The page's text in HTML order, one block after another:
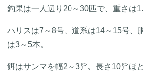
釣果は一人辺り20～30匹で、重さは
ハリスは7～8号、道系は14～15号、
は3～5本。
餌はサンマを幅2～3㌢、長さ10㌢ほ